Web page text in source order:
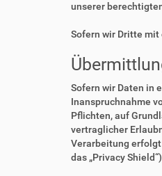
unserer
Sofern wir Dritte mit
Sofern wir Daten in
Inanspruchnahme
Pflichten, auf
vertraglicher
Verarbeitung erfolgt
das „Privacy